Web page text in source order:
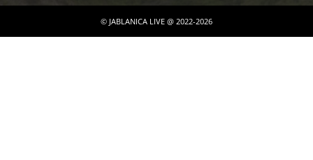
© JABLANICA LIVE @ 2022-2026